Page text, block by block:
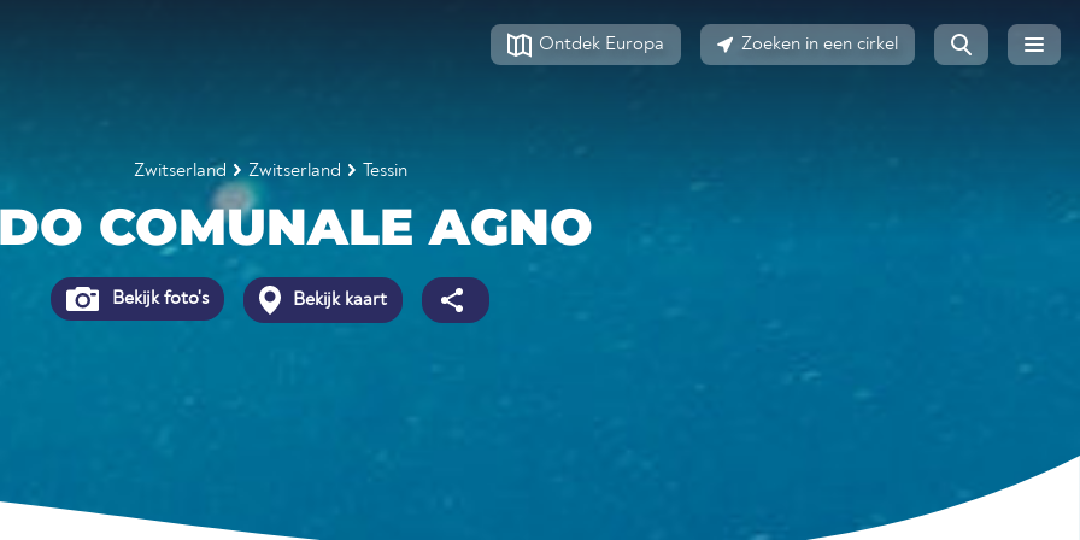
Ontdek Europa Zoeken in een cirkel
Zwitserland Zwitserland Tessin
COMUNALE AGNO
Bekijk foto's Bekijk kaart